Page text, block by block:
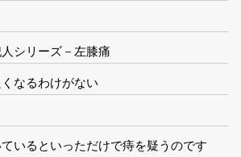
シリーズ－左膝痛
なるわけがない
いるといっただけで痔を疑うのです